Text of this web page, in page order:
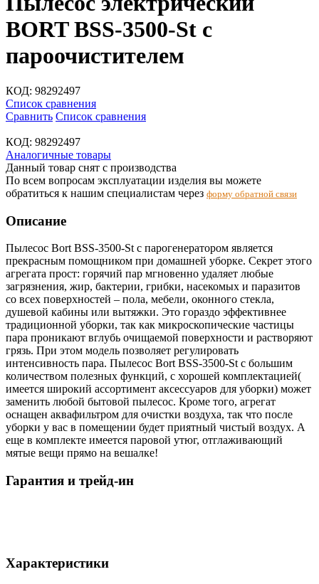
BORT BSS-3500-St с
пароочистителем
КОД: 98292497
Список сравнения
Сравнить Список сравнения
КОД: 98292497
Аналогичные товары
Данный товар снят с производства
По всем вопросам эксплуатации изделия вы можете
обратиться к нашим специалистам через форму обратной связи
Описание
Пылесос Bort BSS-3500-St с парогенератором является
прекрасным помощником при домашней уборке. Секрет этого
агрегата прост: горячий пар мгновенно удаляет любые
загрязнения, жир, бактерии, грибки, насекомых и паразитов
со всех поверхностей – пола, мебели, оконного стекла,
душевой кабины или вытяжки. Это гораздо эффективнее
традиционной уборки, так как микроскопические частицы
пара проникают вглубь очищаемой поверхности и растворяют
грязь. При этом модель позволяет регулировать
интенсивность пара. Пылесос Bort BSS-3500-St с большим
количеством полезных функций, с хорошей комплектацией(
имеется широкий ассортимент аксессуаров для уборки) может
заменить любой бытовой пылесос. Кроме того, агрегат
оснащен аквафильтром для очистки воздуха, так что после
уборки у вас в помещении будет приятный чистый воздух. А
еще в комплекте имеется паровой утюг, отглаживающий
мятые вещи прямо на вешалке!
Гарантия и трейд-ин
Характеристики